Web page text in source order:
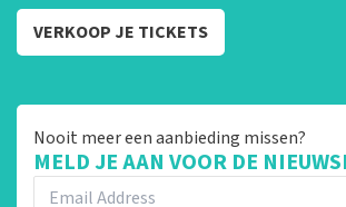
VERKOOP JE TICKETS
Nooit meer een aanbieding missen?
MELD JE AAN VOOR DE